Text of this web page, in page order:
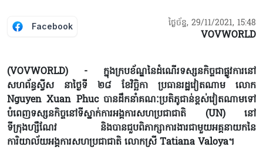
Facebook ថ្ងៃច័ន្ទ, 29/11/2021, 15:48
VOVWORLD
(VOVWORLD) - ក្នុងក្របខ័ណ្ឌនៃដំណើរទស្សនកិច្ចជាផ្លូវការនៅ
សហព័ន្ធស្វីស នាថ្ងៃទី ២៨ ខែវិច្ឆិកា ប្រធានរដ្ឋវៀតណាម លោក
Nguyen Xuan Phuc បានដឹកនាំគណៈប្រតិភូជាន់ខ្ពស់វៀតណាមទៅ
បំពេញទស្សនកិច្ចនៅទីស្នាក់ការអង្គការសហប្រជាជាតិ (UN) នៅ
ទីក្រុងហ្សឺណែវ និងបានជួបពិភាក្សាការងារជាមួយអគ្គនាយកនៃ
ការិយាល័យអង្គការសហប្រជាជាតិ លោកស្រី Tatiana Valoya។